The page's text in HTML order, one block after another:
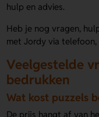
hulp en advies.
Heb je nog vragen,
met Jordy via
Veelgestelde
bedrukken
Wat kost puzzels
De prijs hangt af van